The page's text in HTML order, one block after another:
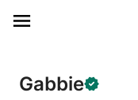
Gabbie